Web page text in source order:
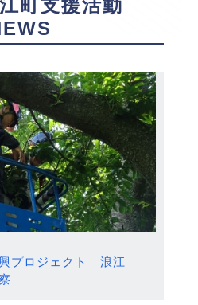
町支援活動
プロジェクト 浪江